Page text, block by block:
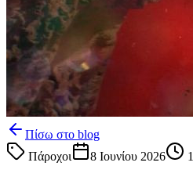
Πίσω στο blog
Πάροχοι
8 Ιουνίου 2026 1